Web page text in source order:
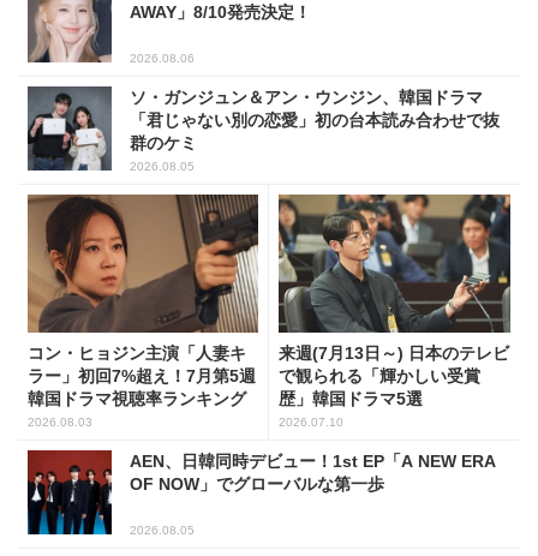
AWAY」8/10発売決定！
2026.08.06
ソ・ガンジュン＆アン・ウンジン、韓国ドラマ
「君じゃない別の恋愛」初の台本読み合わせで抜
群のケミ
2026.08.05
コン・ヒョジン主演「人妻キ
ラー」初回7%超え！7月第5週
韓国ドラマ視聴率ランキング
2026.08.03
来週(7月13日～) 日本のテレビ
で観られる「輝かしい受賞
歴」韓国ドラマ5選
2026.07.10
AEN、日韓同時デビュー！1st EP「A NEW ERA
OF NOW」でグローバルな第一歩
2026.08.05